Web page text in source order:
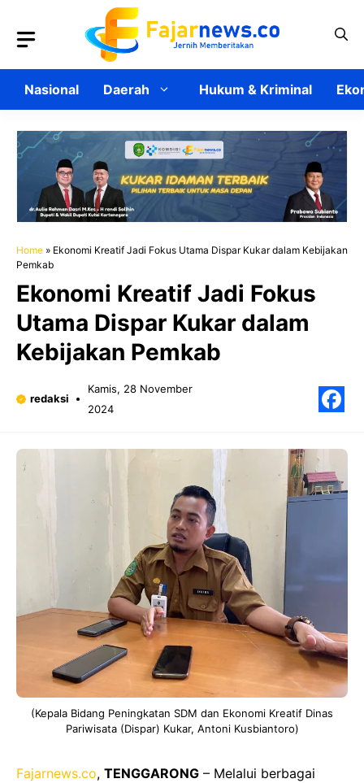
Nasional Daerah Hukum & Kriminal
Home » Ekonomi Kreatif Jadi Fokus Utama Dispar Kukar dalam Kebijakan
Pemkab
Ekonomi Kreatif Jadi Fokus
Utama Dispar Kukar dalam
Kebijakan Pemkab
redaksi
Kamis, 28 November
2024
(Kepala Bidang Peningkatan SDM dan Ekonomi Kreatif Dinas
Pariwisata (Dispar) Kukar, Antoni Kusbiantoro)
Fajarnews.co, TENGGARONG – Melalui berbagai